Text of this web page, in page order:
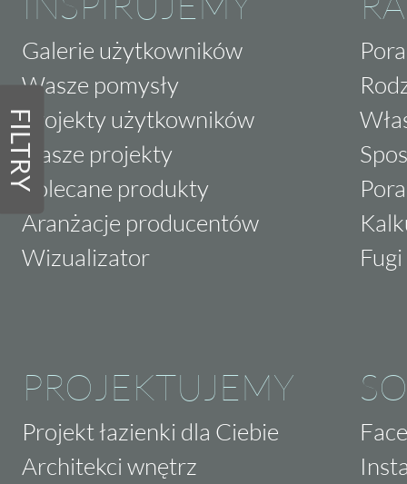
FILTRY
Galerie użytkowników
Wasze pomysły
Projekty użytkowników
Nasze projekty
Polecane produkty
Aranżacje producentów
Wizualizator
PROJEKTUJEMY
Projekt łazienki dla Ciebie
Architekci wnętrz